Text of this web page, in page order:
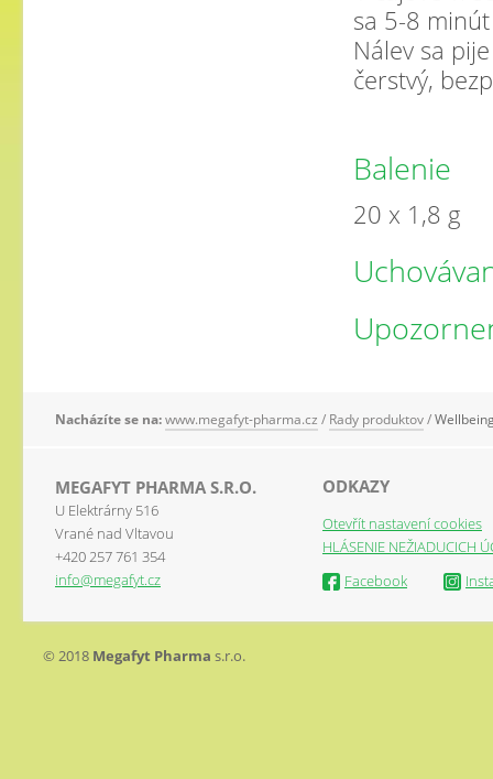
sa 5-8
Nálev sa
čerstvý,
Balenie
20 x 1,8 g
Nacházíte se na:www.megafyt-pharma.cz / Rady produktov/
MEGAFYT PHARMA S.R.O.
U Elektrárny 516
Vrané nad Vltavou
+420 257 761 354
info@megafyt.cz
ODKAZY
Otevřít nastavení cookies
HLÁSENIE NEŽIADUCICH
Facebook
© 2018 Megafyt Pharma s.r.o.